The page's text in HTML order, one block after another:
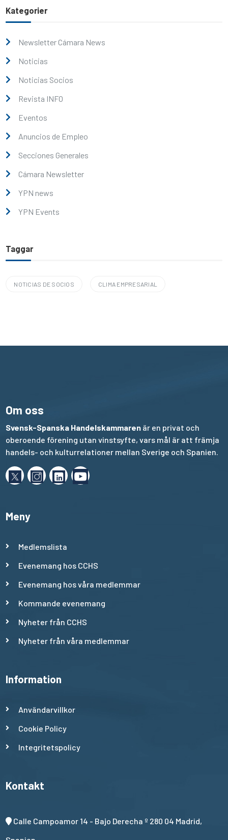
Kategorier
Newsletter Cámara News
Noticias
Noticias Socios
Revista INFO
Eventos
Anuncios de Empleo
Secciones Generales
Cámara Newsletter
YPN news
YPN Events
Taggar
NOTICIAS DE SOCIOS CLIMA EMPRESARIAL
Om oss
Svensk-Spanska Handelskammaren är en privat och
oberoende förening utan vinstsyfte, vars mål är att främja
handels- och kulturrelationer mellan Sverige och Spanien.
Meny
Medlemslista
Evenemang hos CCHS
Evenemang hos våra medlemmar
Kommande evenemang
Nyheter från CCHS
Nyheter från våra medlemmar
Information
Användarvillkor
Cookie Policy
Integritetspolicy
Kontakt
Calle Campoamor 14 - Bajo Derecha º 280 04 Madrid,